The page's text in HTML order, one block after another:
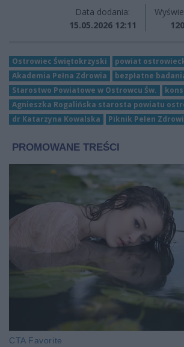
Data dodania:
15.05.2026 12:11
120
Ostrowiec Świętokrzyski powiat
Akademia Pełna Zdrowia
bezpłatne
Starostwo Powiatowe w Ostrowcu Św.
Agnieszka Rogalińska starosta powiatu
dr Katarzyna Kowalska
Piknik Pełen